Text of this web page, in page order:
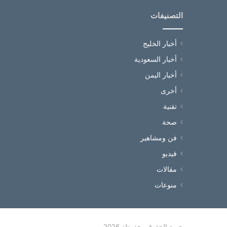
التصنيفات
أخبار الخليج
أخبار السعودية
أخبار اليمن
أخرى
تقنية
صحة
فن ومشاهير
فيديو
مقالات
منوعات